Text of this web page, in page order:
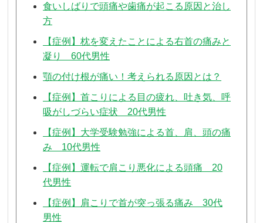
食いしばりで頭痛や歯痛が起こる原因と治し
方
【症例】枕を変えたことによる右首の痛みと
凝り 60代男性
顎の付け根が痛い！考えられる原因とは？
【症例】首こりによる目の疲れ、吐き気、呼
吸がしづらい症状 20代男性
【症例】大学受験勉強による首、肩、頭の痛
み 10代男性
【症例】運転で肩こり悪化による頭痛 20
代男性
【症例】肩こりで首が突っ張る痛み 30代
男性